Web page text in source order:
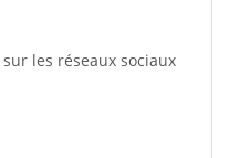
les réseaux sociaux